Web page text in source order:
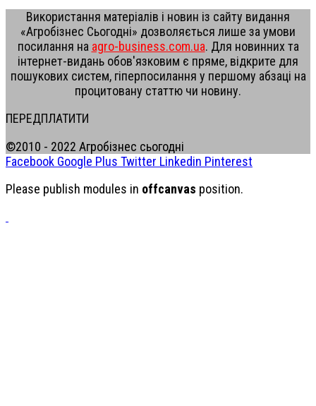
Використання матеріалів і новин із сайту видання
«Агробізнес Сьогодні» дозволяється лише за умови
посилання на agro-business.com.ua. Для новинних та
інтернет-видань обов'язковим є пряме, відкрите для
пошукових систем, гіперпосилання у першому абзаці на
процитовану статтю чи новину.
ПЕРЕДПЛАТИТИ
©2010 - 2022 Агробізнес сьогодні
Facebook Google Plus Twitter Linkedin Pinterest
Please publish modules in offcanvas position.